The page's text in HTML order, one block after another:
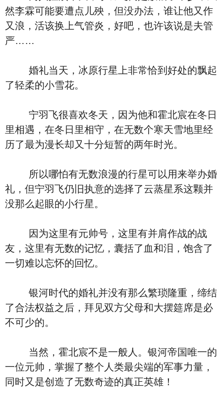
然李霖可能要遭点儿殃，但没办法，谁让他又作
又浪，活该换上气管炎，好吧，也许该说是夫管
严……
婚礼当天，冰原行星上非常恰到好处的飘起
了轻柔的小雪花。
宁羽飞很喜欢冬天，因为他和霍北宸在冬日
里相遇，在冬日里相守，在无数个寒天雪地里经
历了最为漫长却又十分短暂的两年时光。
所以哪怕有无数浪漫的行星可以用来举办婚
礼，但宁羽飞仍旧执意的选择了云蒸星系这颗并
没那么起眼的小行星。
因为这里有元帅号，这里有并肩作战的战
友，这里有无数的记忆，囊括了血和泪，饱含了
一切难以忘怀的回忆。
银河时代的婚礼并没有那么繁琐隆重，缔结
了合法权益之后，拜见双方父母和大摆筵席是必
不可少的。
当然，霍北宸不是一般人。银河帝国唯一的
一位元帅，掌握了整个人类最尖端的军事力量，
同时又是创造了无数奇迹的真正英雄！